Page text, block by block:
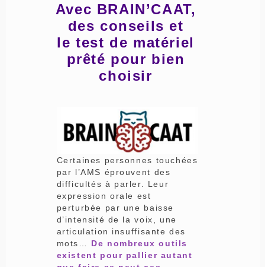
Avec BRAIN’CAAT,
des conseils et
le test de matériel
prêté pour bien
choisir
Certaines personnes touchées
par l’AMS éprouvent des
difficultés à parler. Leur
expression orale est
perturbée par une baisse
d’intensité de la voix, une
articulation insuffisante des
mots… De nombreux outils
existent pour pallier autant